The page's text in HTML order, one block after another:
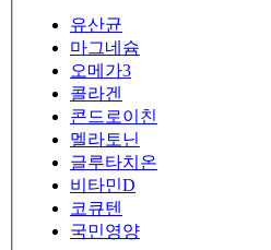
유산균
마그네슘
오메가3
콜라겐
콘드로이친
멜라토닌
글루타치온
비타민D
코큐텐
국민영양